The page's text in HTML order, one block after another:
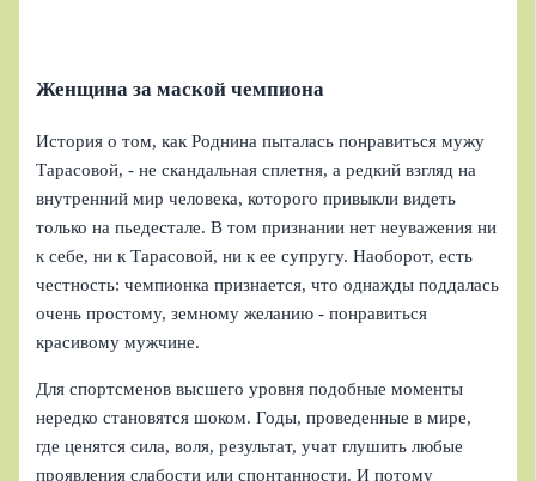
Женщина за маской чемпиона
История о том, как Роднина пыталась понравиться мужу
Тарасовой, - не скандальная сплетня, а редкий взгляд на
внутренний мир человека, которого привыкли видеть
только на пьедестале. В том признании нет неуважения ни
к себе, ни к Тарасовой, ни к ее супругу. Наоборот, есть
честность: чемпионка признается, что однажды поддалась
очень простому, земному желанию - понравиться
красивому мужчине.
Для спортсменов высшего уровня подобные моменты
нередко становятся шоком. Годы, проведенные в мире,
где ценятся сила, воля, результат, учат глушить любые
проявления слабости или спонтанности. И потому